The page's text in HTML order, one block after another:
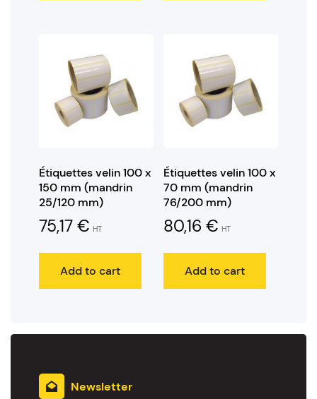
Étiquettes velin 100 x
150 mm (mandrin
25/120 mm)
75,17 € HT
Add to cart
Étiquettes velin 100 x
70 mm (mandrin
76/200 mm)
80,16 € HT
Add to cart
Newsletter